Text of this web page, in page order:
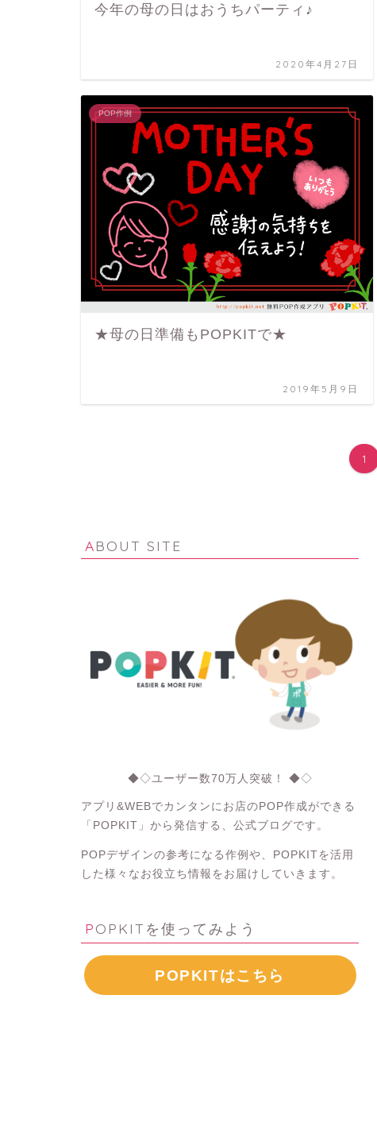
今年の母の日はおうちパーティ♪
2020年4月27日
POP作例
★母の日準備もPOPKITで★
2019年5月9日
1
ABOUT SITE
◆◇ユーザー数70万人突破！ ◆◇
アプリ&WEBでカンタンにお店のPOP作成ができる
「POPKIT」から発信する、公式ブログです。
POPデザインの参考になる作例や、POPKITを活用
した様々なお役立ち情報をお届けしていきます。
POPKITを使ってみよう
POPKITはこちら